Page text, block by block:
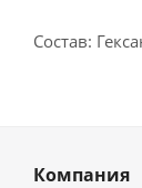
Состав:
Компания